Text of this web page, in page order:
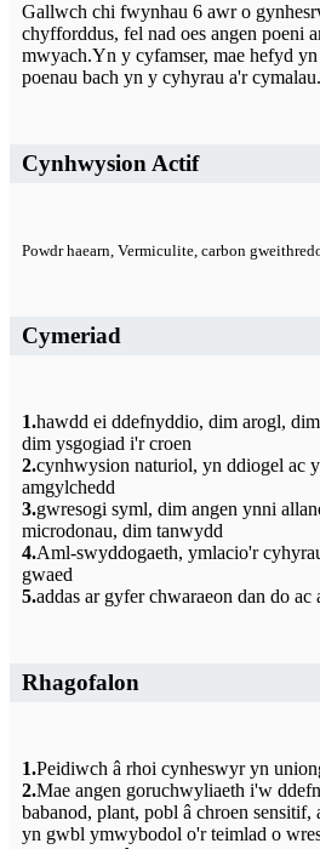
Gallwch chi fwynhau 6 awr o
chyfforddus, fel nad oes angen poeni
mwyach.Yn y cyfamser, mae hefyd
poenau bach yn y cyhyrau a'r cymalau.
Cynhwysion Actif
Powdr haearn, Vermiculite, carbon
Cymeriad
1.hawdd ei ddefnyddio, dim arogl,
dim ysgogiad i'r croen
2.cynhwysion naturiol, yn ddiogel ac
amgylchedd
3.gwresogi syml, dim angen ynni
microdonau, dim tanwydd
4.Aml-swyddogaeth, ymlacio'r
gwaed
5.addas ar gyfer chwaraeon dan do ac
Rhagofalon
1.Peidiwch â rhoi cynheswyr yn
2.Mae angen goruchwyliaeth i'w
babanod, plant, pobl â chroen
yn gwbl ymwybodol o'r teimlad o